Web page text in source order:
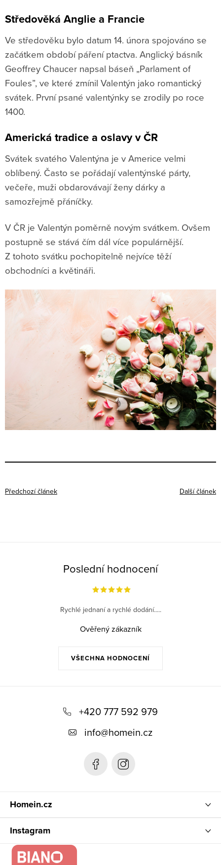
Středověká Anglie a Francie
Ve středověku bylo datum 14. února spojováno se
začátkem období páření ptactva. Anglický básník
Geoffrey Chaucer napsal báseň „Parlament of
Foules”, ve které zmínil Valentýn jako romantický
svátek. První psané valentýnky se zrodily po roce
1400.
Americká tradice a oslavy v ČR
Svátek svatého Valentýna je v Americe velmi
oblíbený. Často se pořádají valentýnské párty,
večeře, muži obdarovávají ženy dárky a
samozřejmě přáníčky.
V ČR je Valentýn poměrně novým svátkem. Ovšem
postupně se stává čím dál více populárnější.
Z tohoto svátku pochopitelně nejvíce těží
obchodníci a květináři.
Předchozí článek Další článek
Poslední hodnocení
VŠECHNA HODNOCENÍ
Rychlé jednaní a rychlé dodání.....
Ověřený zákazník
+420 777 592 979
info@homein.cz
Homein.cz
Instagram